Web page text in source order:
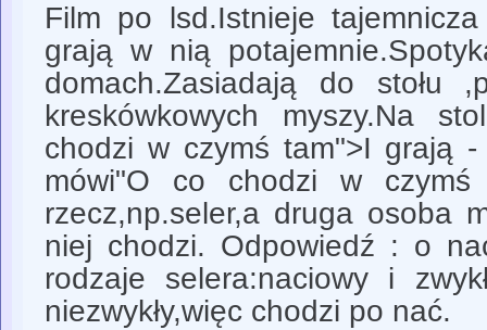
Film po lsd.Istnieje
grają w nią
domach.Zasiadają do stołu
kreskówkowych myszy.Na
chodzi w czymś tam">I grają -
mówi"O co chodzi w
rzecz,np.seler,a druga osoba
niej chodzi. Odpowiedź : o
rodzaje selera:naciowy i
niezwykły,więc chodzi po nać.